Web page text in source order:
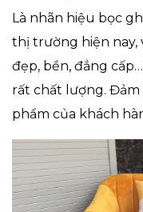
Là nhãn hiệu bọc
thị trường hiện nay,
đẹp, bền, đẳng
rất chất lượng. Đảm
phẩm của khách